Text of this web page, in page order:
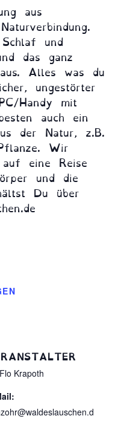
aus
und
das ganz
Alles was du
ungestörter
Handy mit
auch ein
der Natur, z.B.
Wir
auf eine Reise
und die
Du über
Krapoth